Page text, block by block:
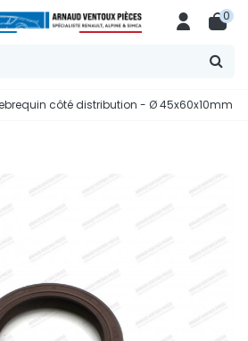
0
côté distribution - Ø 45x60x10mm